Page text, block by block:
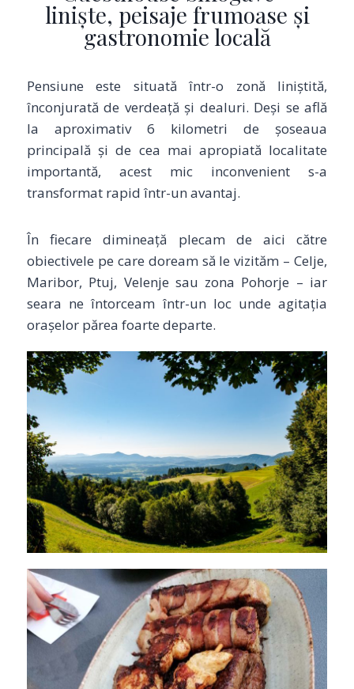
liniște, peisaje frumoase și
gastronomie locală
Pensiune este situată într-o zonă liniștită,
înconjurată de verdeață și dealuri. Deși se află
la aproximativ 6 kilometri de șoseaua
principală și de cea mai apropiată localitate
importantă, acest mic inconvenient s-a
transformat rapid într-un avantaj.
În fiecare dimineață plecam de aici către
obiectivele pe care doream să le vizităm – Celje,
Maribor, Ptuj, Velenje sau zona Pohorje – iar
seara ne întorceam într-un loc unde agitația
orașelor părea foarte departe.